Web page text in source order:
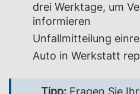
drei Werktage, um
informieren
Unfallmitteilung
Auto in Werkstatt
Tipp: Fragen Sie